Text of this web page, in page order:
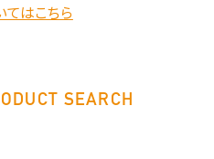
はこちら
SEARCH